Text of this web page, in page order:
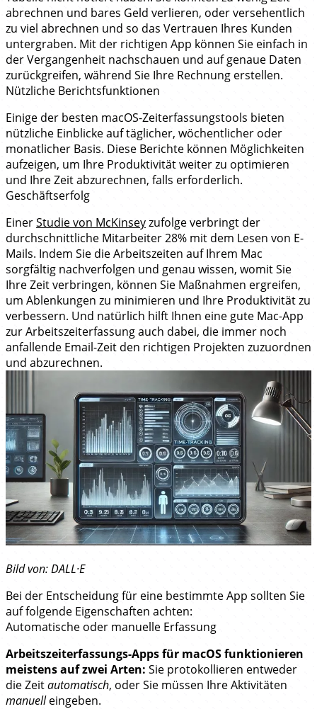
abrechnen und bares Geld verlieren, oder versehentlich
zu viel abrechnen und so das Vertrauen Ihres Kunden
untergraben. Mit der richtigen App können Sie einfach in
der Vergangenheit nachschauen und auf genaue Daten
zurückgreifen, während Sie Ihre Rechnung erstellen.
Nützliche Berichtsfunktionen
Einige der besten macOS-Zeiterfassungstools bieten
nützliche Einblicke auf täglicher, wöchentlicher oder
monatlicher Basis. Diese Berichte können Möglichkeiten
aufzeigen, um Ihre Produktivität weiter zu optimieren
und Ihre Zeit abzurechnen, falls erforderlich.
Geschäftserfolg
EinerStudie von McKinseyzufolge verbringt der
durchschnittliche Mitarbeiter 28% mit dem Lesen von E-
Mails. Indem Sie die Arbeitszeiten auf Ihrem Mac
sorgfältig nachverfolgen und genau wissen, womit Sie
Ihre Zeit verbringen, können Sie Maßnahmen ergreifen,
um Ablenkungen zu minimieren und Ihre Produktivität zu
verbessern. Und natürlich hilft Ihnen eine gute Mac-App
zur Arbeitszeiterfassung auch dabei, die immer noch
anfallende Email-Zeit den richtigen Projekten zuzuordnen
und abzurechnen.
Bild von: DALL·E
Bei der Entscheidung für eine bestimmte App sollten Sie
auf folgende Eigenschaften achten:
Automatische oder manuelle Erfassung
Arbeitszeiterfassungs-Apps für macOS funktionieren
meistens auf zwei Arten: Sie protokollieren entweder
die Zeitautomatisch, oder Sie müssen Ihre Aktivitäten
manuelleingeben.